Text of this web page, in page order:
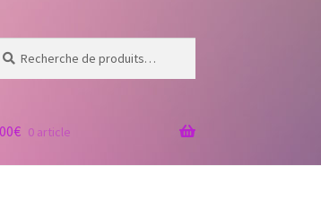
:
€ 0 article